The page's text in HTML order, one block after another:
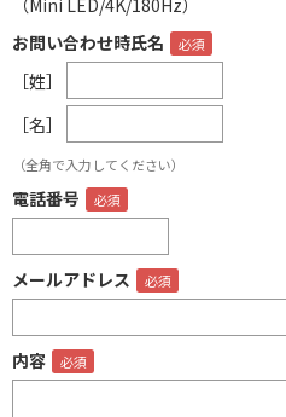
（Mini LED/4K/180Hz）
お問い合わせ時氏名
［姓］
［名］
（全角で入力してください）
電話番号
メールアドレス
内容